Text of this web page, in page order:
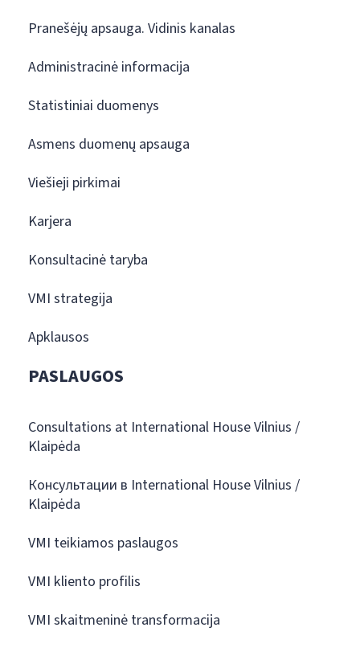
Pranešėjų apsauga. Vidinis kanalas
Administracinė informacija
Statistiniai duomenys
Asmens duomenų apsauga
Viešieji pirkimai
Karjera
Konsultacinė taryba
VMI strategija
Apklausos
PASLAUGOS
Consultations at International House Vilnius /
Klaipėda
Консультации в International House Vilnius /
Klaipėda
VMI teikiamos paslaugos
VMI kliento profilis
VMI skaitmeninė transformacija